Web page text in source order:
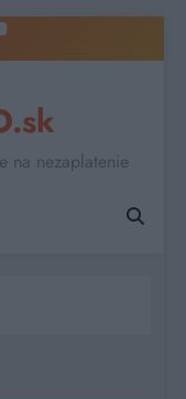
na nezaplatenie